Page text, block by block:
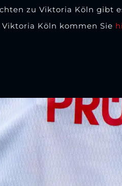
zu Viktoria Köln gibt
Köln kommen Sie